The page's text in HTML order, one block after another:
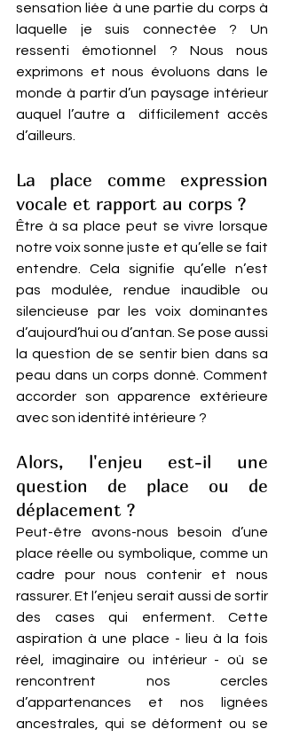
sensation liée à une partie du corps à
laquelle je suis connectée ? Un
ressenti émotionnel ? Nous nous
exprimons et nous évoluons dans le
monde à partir d’un paysage intérieur
auquel l’autre a  difficilement accès
d’ailleurs.
La place comme expression
vocale et rapport au corps ?
Être à sa place peut se vivre lorsque
notre voix sonne juste et qu’elle se fait
entendre. Cela signifie qu’elle n’est
pas modulée, rendue inaudible ou
silencieuse par les voix dominantes
d’aujourd’hui ou d’antan. Se pose aussi
la question de se sentir bien dans sa
peau dans un corps donné. Comment
accorder son apparence extérieure
avec son identité intérieure ?
Alors, l'enjeu est-il une
question de place ou de
déplacement ?
Peut-être avons-nous besoin d’une
place réelle ou symbolique, comme un
cadre pour nous contenir et nous
rassurer. Et l’enjeu serait aussi de sortir
des cases qui enferment. Cette
aspiration à une place - lieu à la fois
réel, imaginaire ou intérieur - où se
rencontrent nos cercles
d’appartenances et nos lignées
ancestrales, qui se déforment ou se